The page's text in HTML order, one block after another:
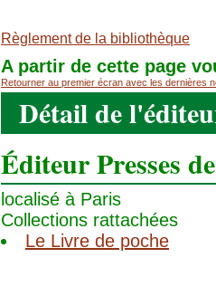
Règlement de la bibliothèque
A partir de cette page
Retourner au premier écran avec les dernières
Détail de
Éditeur Presses
localisé à Paris
Collections rattachées
Le Livre de poche